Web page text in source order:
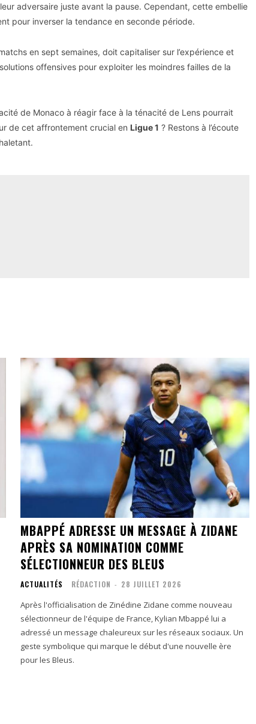
adversaire juste avant la pause. Cependant, cette embellie
pour inverser la tendance en seconde période.
en sept semaines, doit capitaliser sur l’expérience et
offensives pour exploiter les moindres failles de la
de Monaco à réagir face à la ténacité de Lens pourrait
de cet affrontement crucial en Ligue 1 ? Restons à l’écoute
MBAPPÉ ADRESSE UN MESSAGE À ZIDANE
APRÈS SA NOMINATION COMME
SÉLECTIONNEUR DES BLEUS
ACTUALITÉS RÉDACTION - 28 JUILLET 2026
Après l'officialisation de Zinédine Zidane comme nouveau
sélectionneur de l'équipe de France, Kylian Mbappé lui a
adressé un message chaleureux sur les réseaux sociaux. Un
geste symbolique qui marque le début d'une nouvelle ère
pour les Bleus.